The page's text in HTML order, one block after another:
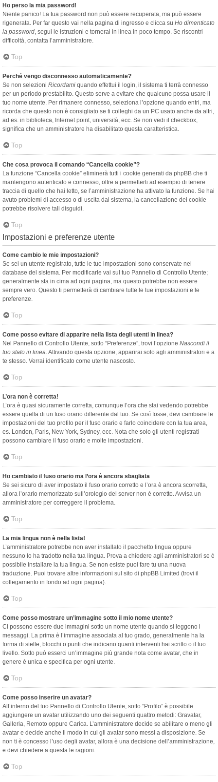
Ho perso la mia password!
Niente panico! La tua password non può essere recuperata, ma può essere
rigenerata. Per far questo vai nella pagina di ingresso e clicca su Ho dimenticato
la password, segui le istruzioni e tornerai in linea in poco tempo. Se riscontri
difficoltà, contatta l’amministratore.
Top
Perché vengo disconnesso automaticamente?
Se non selezioni Ricordami quando effettui il login, il sistema ti terrà connesso
per un periodo prestabilito. Questo serve a evitare che qualcuno possa usare il
tuo nome utente. Per rimanere connesso, seleziona l’opzione quando entri, ma
ricorda che questo non è consigliato se ti colleghi da un PC usato anche da altri,
ad es. in biblioteca, Internet point, università, ecc. Se non vedi il checkbox,
significa che un amministratore ha disabilitato questa caratteristica.
Top
Che cosa provoca il comando “Cancella cookie”?
La funzione “Cancella cookie” eliminerà tutti i cookie generati da phpBB che ti
mantengono autenticato e connesso, oltre a permetterti ad esempio di tenere
traccia di quello che hai letto, se l’amministrazione ha attivato la funzione. Se hai
avuto problemi di accesso o di uscita dal sistema, la cancellazione dei cookie
potrebbe risolvere tali disguidi.
Top
Impostazioni e preferenze utente
Come cambio le mie impostazioni?
Se sei un utente registrato, tutte le tue impostazioni sono conservate nel
database del sistema. Per modificarle vai sul tuo Pannello di Controllo Utente;
generalmente sta in cima ad ogni pagina, ma questo potrebbe non essere
sempre vero. Questo ti permetterà di cambiare tutte le tue impostazioni e le
preferenze.
Top
Come posso evitare di apparire nella lista degli utenti in linea?
Nel Pannello di Controllo Utente, sotto “Preferenze”, trovi l’opzione Nascondi il
tuo stato in linea. Attivando questa opzione, apparirai solo agli amministratori e a
te stesso. Verrai identificato come utente nascosto.
Top
L’ora non è corretta!
L’ora è quasi sicuramente corretta, comunque l’ora che stai vedendo potrebbe
essere quella di un fuso orario differente dal tuo. Se così fosse, devi cambiare le
impostazioni del tuo profilo per il fuso orario e farlo coincidere con la tua area,
es. London, Paris, New York, Sydney, ecc. Nota che solo gli utenti registrati
possono cambiare il fuso orario e molte impostazioni.
Top
Ho cambiato il fuso orario ma l’ora è ancora sbagliata
Se sei sicuro di aver impostato il fuso orario corretto e l’ora è ancora scorretta,
allora l’orario memorizzato sull’orologio del server non è corretto. Avvisa un
amministratore per correggere il problema.
Top
La mia lingua non è nella lista!
L’amministratore potrebbe non aver installato il pacchetto lingua oppure
nessuno lo ha tradotto nella tua lingua. Prova a chiedere agli amministratori se è
possibile installare la tua lingua. Se non esiste puoi fare tu una nuova
traduzione. Puoi trovare altre informazioni sul sito di phpBB Limited (trovi il
collegamento in fondo ad ogni pagina).
Top
Come posso mostrare un’immagine sotto il mio nome utente?
Ci possono essere due immagini sotto un nome utente quando si leggono i
messaggi. La prima è l’immagine associata al tuo grado, generalmente ha la
forma di stelle, blocchi o punti che indicano quanti interventi hai scritto o il tuo
livello. Sotto può esserci un’immagine più grande nota come avatar, che in
genere è unica e specifica per ogni utente.
Top
Come posso inserire un avatar?
All’interno del tuo Pannello di Controllo Utente, sotto “Profilo” è possibile
aggiungere un avatar utilizzando uno dei seguenti quattro metodi: Gravatar,
Galleria, Remoto oppure Carica. L’amministratore decide se abilitare o meno gli
avatar e decide anche il modo in cui gli avatar sono messi a disposizione. Se
non ti è concesso l’uso degli avatar, allora è una decisione dell’amministrazione,
e devi chiedere a questa le ragioni.
Top